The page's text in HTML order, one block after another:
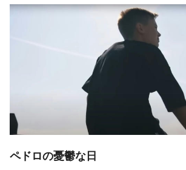
ペドロの憂鬱な日